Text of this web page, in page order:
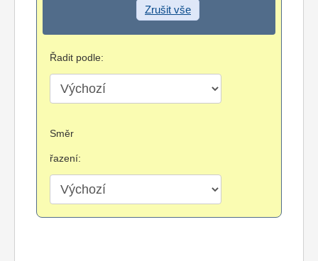
Zrušit vše
Řadit podle:
Směr
řazení: